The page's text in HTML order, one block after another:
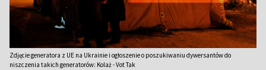
Zdjęcie generatora z UE na Ukrainie i ogłoszenie o poszukiwaniu dywersantów do
niszczenia takich generatorów: Kolaż - Vot Tak